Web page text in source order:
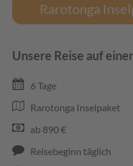
Rarotonga
Unsere Reise auf
6 Tage
Rarotonga Inselpaket
ab 890 €
Reisebeginn täglich